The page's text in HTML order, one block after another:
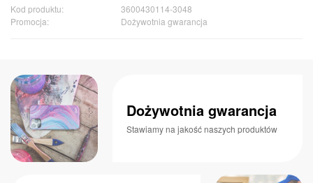
Kod produktu:
3600430114-3048
Promocja:
Dożywotnia gwarancja
Dożywotnia gwarancja
Stawiamy na jakość naszych produktów